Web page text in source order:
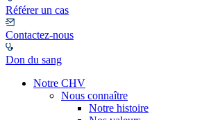
Référer un cas
Contactez-nous
Don du sang
Notre CHV
Nous connaître
Notre histoire